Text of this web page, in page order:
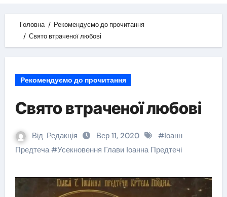
Головна
Рекомендуємо до прочитання
Свято втраченої любові
Рекомендуємо до прочитання
Свято втраченої любові
Від Редакція Вер 11, 2020 #Іоанн
Предтеча#Усекновення Глави Іоанна Предтечі